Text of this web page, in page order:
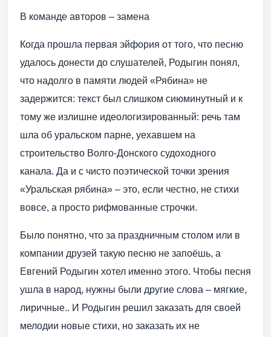
В команде авторов – замена
Когда прошла первая эйфория от того, что песню
удалось донести до слушателей, Родыгин понял,
что надолго в памяти людей «Рябина» не
задержится: текст был слишком сиюминутный и к
тому же излишне идеологизированный: речь там
шла об уральском парне, уехавшем на
строительство Волго-Донского судо­ходного
канала. Да и с чисто поэтической точки зрения
«Уральская рябина» – это, если честно, не стихи
вовсе, а просто рифмованные строчки.
Было понятно, что за праздничным столом или в
компании друзей такую песню не запоёшь, а
Евгений Родыгин хотел именно этого. Чтобы песня
ушла в народ, нужны были другие слова – мягкие,
лиричные.. И Родыгин решил заказать для своей
мелодии новые стихи, но заказать их не